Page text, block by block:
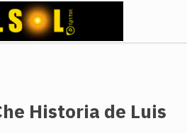
Historia de Luis